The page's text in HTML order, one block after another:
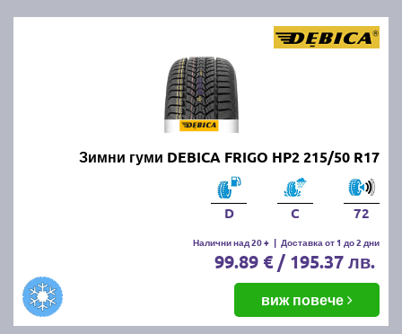
Зимни гуми DEBICA FRIGO HP2 215/50 R17
D C 72
Налични над 20 + | Доставка от 1 до 2 дни
99.89 € / 195.37 лв.
виж повече